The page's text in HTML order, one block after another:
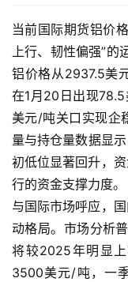
当前国际期货铝价
上行、韧性偏强”的
铝价格从2937.5美
在1月20日出现
美元/吨关口实现企
量与持仓量数据显
初低位显著回升，
行的资金支撑力度。
与国际市场呼应，
动格局。市场分析
将较2025年明显
3500美元/吨，一